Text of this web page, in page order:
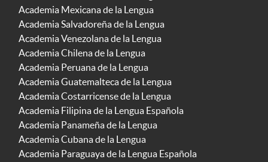
Academia Mexicana de la Lengua
Academia Salvadoreña de la Lengua
Academia Venezolana de la Lengua
Academia Chilena de la Lengua
Academia Peruana de la Lengua
Academia Guatemalteca de la Lengua
Academia Costarricense de la Lengua
Academia Filipina de la Lengua Española
Academia Panameña de la Lengua
Academia Cubana de la Lengua
Academia Paraguaya de la Lengua Española